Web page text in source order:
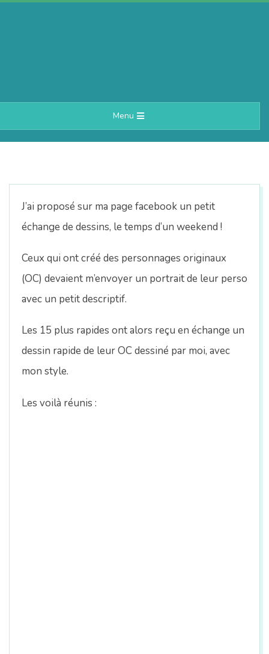
A
e
r
n
n
Navigation
Menu
J’ai proposé sur ma page facebook un petit
échange de dessins, le temps d’un weekend !
Ceux qui ont créé des personnages originaux
(OC) devaient m’envoyer un portrait de leur perso
avec un petit descriptif.
Les 15 plus rapides ont alors reçu en échange un
dessin rapide de leur OC dessiné par moi, avec
mon style.
Les voilà réunis :